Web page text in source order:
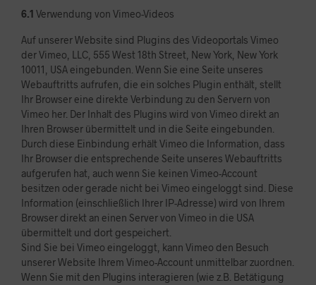
6.1 Verwendung von Vimeo-Videos
Auf unserer Website sind Plugins des Videoportals Vimeo
der Vimeo, LLC, 555 West 18th Street, New York, New York
10011, USA eingebunden. Wenn Sie eine Seite unseres
Webauftritts aufrufen, die ein solches Plugin enthält, stellt
Ihr Browser eine direkte Verbindung zu den Servern von
Vimeo her. Der Inhalt des Plugins wird von Vimeo direkt an
Ihren Browser übermittelt und in die Seite eingebunden.
Durch diese Einbindung erhält Vimeo die Information, dass
Ihr Browser die entsprechende Seite unseres Webauftritts
aufgerufen hat, auch wenn Sie keinen Vimeo-Account
besitzen oder gerade nicht bei Vimeo eingeloggt sind. Diese
Information (einschließlich Ihrer IP-Adresse) wird von Ihrem
Browser direkt an einen Server von Vimeo in die USA
übermittelt und dort gespeichert.
Sind Sie bei Vimeo eingeloggt, kann Vimeo den Besuch
unserer Website Ihrem Vimeo-Account unmittelbar zuordnen.
Wenn Sie mit den Plugins interagieren (wie z.B. Betätigung